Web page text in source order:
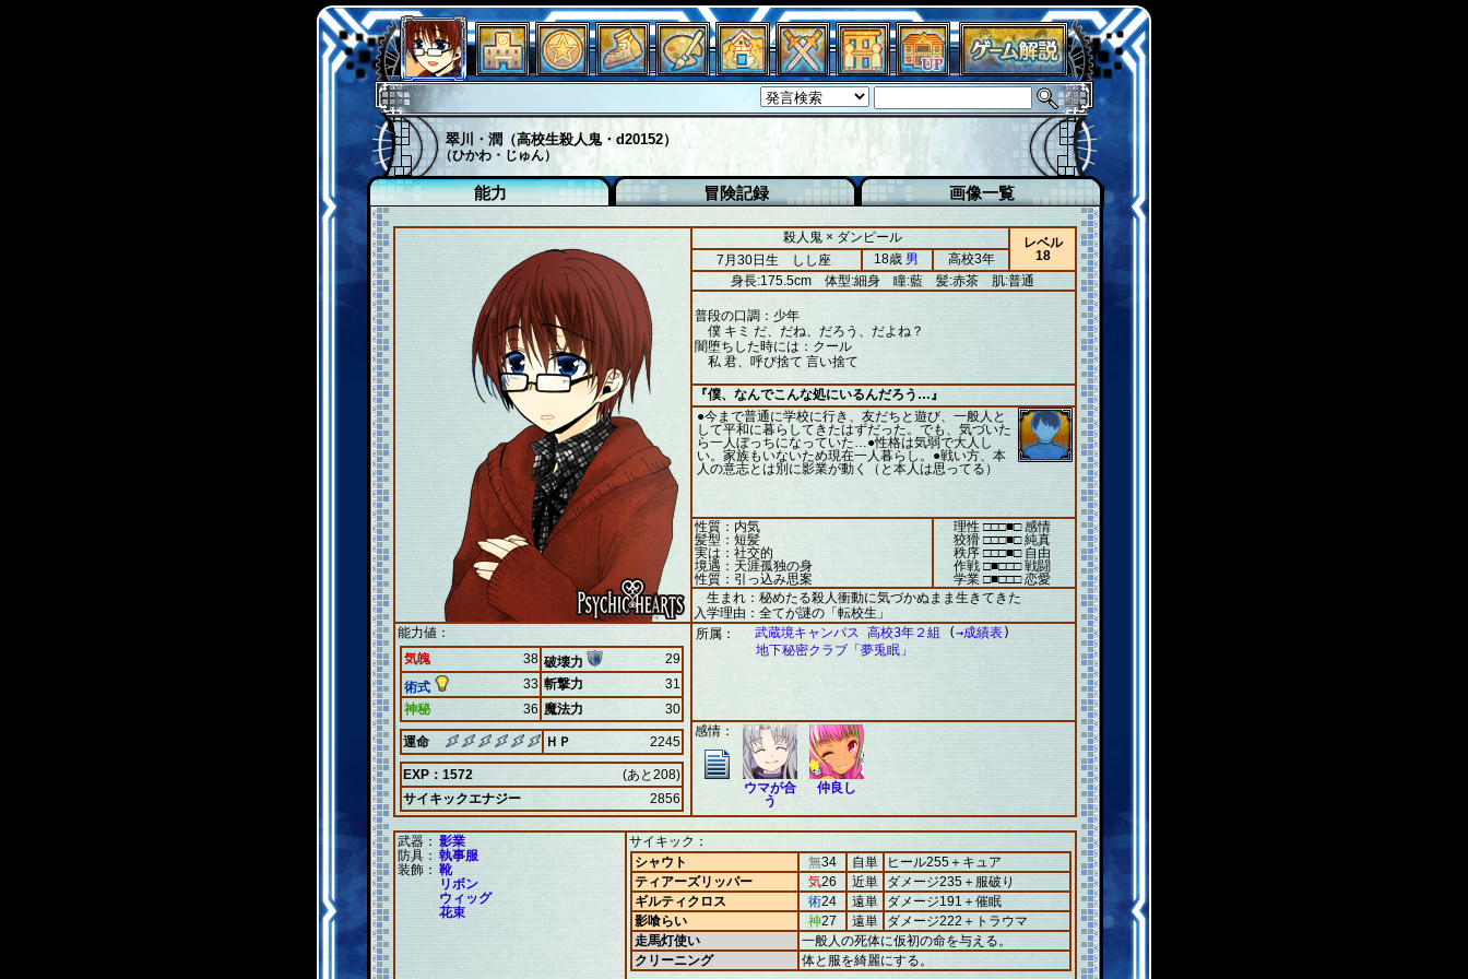
翠川・潤（高校生殺人鬼・d20152）
（ひかわ・じゅん）
能力 冒険記録 画像一覧
殺人鬼 × ダンピール
レベル
18
7月30日生 しし座 18歳 男
高校3年
身長:175.5cm 体型:細身瞳:藍 髪:赤茶肌:普通
普段の口調：少年
僕 キミ だ、だね、だろう、だよね？
闇堕ちした時には：クール
私 君、呼び捨て 言い捨て
『僕、なんでこんな処にいるんだろう…』
●今まで普通に学校に行き、友だちと遊び、一般人と
して平和に暮らしてきたはずだった。でも、気づいた
ら一人ぼっちになっていた…●性格は気弱で大人し
い。家族もいないため現在一人暮らし。●戦い方、本
人の意志とは別に影業が動く（と本人は思ってる）
性質：内気
髪型：短髪
実は：社交的
境遇：天涯孤独の身
性質：引っ込み思案
理性 □□□■□ 感情
狡猾 □□□■□ 純真
秩序 □□□■□ 自由
作戦 □■□□□ 戦闘
学業 □■□□□ 恋愛
生まれ：秘めたる殺人衝動に気づかぬまま生きてきた
入学理由：全てが謎の「転校生」
能力値：
気魄
38 破壊力
29
術式
33 斬撃力
31
神秘
36 魔法力 30
運命 ＨＰ 2245
EXP：1572
(あと208)
サイキックエナジー
2856
所属： 武蔵境キャンパス 高校3年２組 (→成績表)
地下秘密クラブ「夢兎眠」
感情：
ウマが合
う
仲良し
武器： 影業
防具： 執事服
装飾： 靴
リボン
ウィッグ
花束
サイキック：
シャウト
無34 自単
ヒール255＋キュア
ティアーズリッパー
気26 近単
ダメージ235＋服破り
ギルティクロス
術24 遠単
ダメージ191＋催眠
影喰らい
神27 遠単
ダメージ222＋トラウマ
走馬灯使い
一般人の死体に仮初の命を与える。
クリーニング
体と服を綺麗にする。